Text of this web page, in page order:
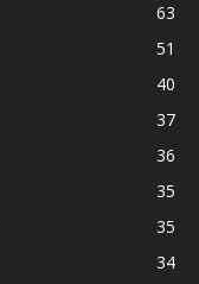
63
51
40
37
36
35
35
34